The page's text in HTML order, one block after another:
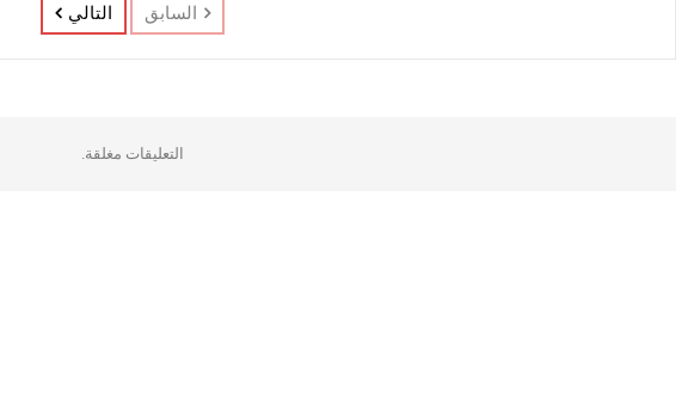
السابق التالي
التعليقات مغلقة.